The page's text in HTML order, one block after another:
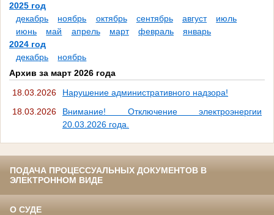
2025 год
декабрь
ноябрь октябрь сентябрь август
июль
июнь
май апрель март февраль
январь
2024 год
декабрь
ноябрь
Архив за март 2026 года
18.03.2026
Нарушение административного надзора!
18.03.2026
Внимание! Отключение электроэнергии
20.03.2026 года.
ПОДАЧА ПРОЦЕССУАЛЬНЫХ ДОКУМЕНТОВ В
ЭЛЕКТРОННОМ ВИДЕ
О СУДЕ